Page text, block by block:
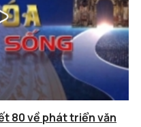
80 về phát triển văn